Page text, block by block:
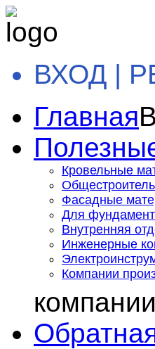
ВХОД |
Главная
Кровельные
Фасадные
Для
Внутренняя
Инженерные
Компании
компании